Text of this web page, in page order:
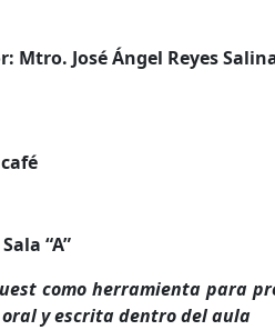
Mtro. José Ángel Reyes
“A”
como herramienta para
y escrita dentro del aula